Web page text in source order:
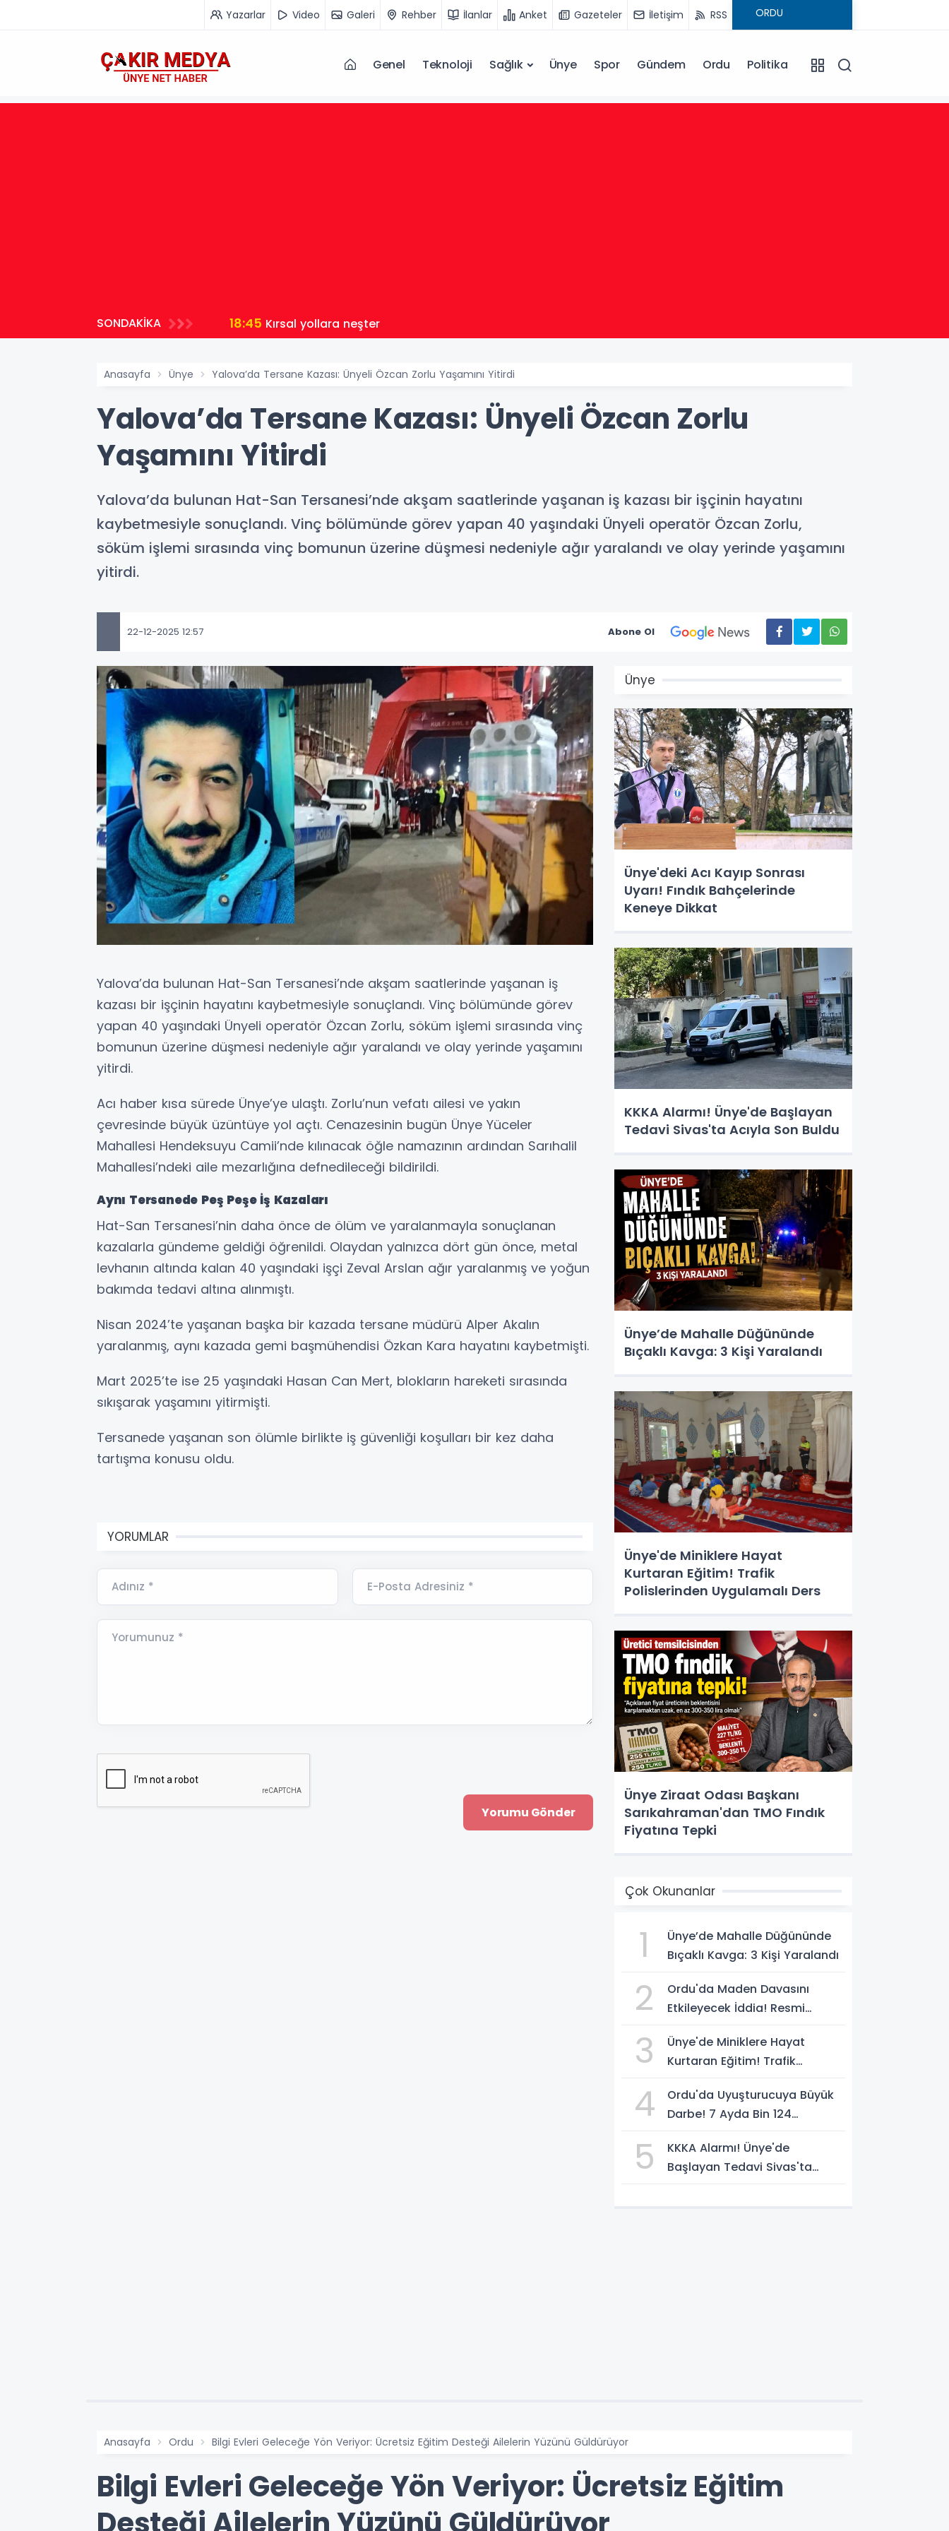
Yazarlar Video Galeri Rehber İlanlar Anket Gazeteler İletişim RSS
Genel Teknoloji Sağlık Ünye Spor Gündem Ordu Politika
SONDAKİKA 18:45 Kırsal yollara neşter
Anasayfa Ünye Yalova’da Tersane Kazası: Ünyeli Özcan Zorlu Yaşamını Yitirdi
Yalova’da Tersane Kazası: Ünyeli Özcan Zorlu
Yaşamını Yitirdi
Yalova’da bulunan Hat-San Tersanesi’nde akşam saatlerinde yaşanan iş kazası bir işçinin hayatını
kaybetmesiyle sonuçlandı. Vinç bölümünde görev yapan 40 yaşındaki Ünyeli operatör Özcan Zorlu,
söküm işlemi sırasında vinç bomunun üzerine düşmesi nedeniyle ağır yaralandı ve olay yerinde yaşamını
yitirdi.
22-12-2025 12:57 Abone Ol
Yalova’da bulunan Hat-San Tersanesi’nde akşam saatlerinde yaşanan iş
kazası bir işçinin hayatını kaybetmesiyle sonuçlandı. Vinç bölümünde görev
yapan 40 yaşındaki Ünyeli operatör Özcan Zorlu, söküm işlemi sırasında vinç
bomunun üzerine düşmesi nedeniyle ağır yaralandı ve olay yerinde yaşamını
yitirdi.
Acı haber kısa sürede Ünye’ye ulaştı. Zorlu’nun vefatı ailesi ve yakın
çevresinde büyük üzüntüye yol açtı. Cenazesinin bugün Ünye Yüceler
Mahallesi Hendeksuyu Camii’nde kılınacak öğle namazının ardından Sarıhalil
Mahallesi’ndeki aile mezarlığına defnedileceği bildirildi.
Aynı Tersanede Peş Peşe İş Kazaları
Hat-San Tersanesi’nin daha önce de ölüm ve yaralanmayla sonuçlanan
kazalarla gündeme geldiği öğrenildi. Olaydan yalnızca dört gün önce, metal
levhanın altında kalan 40 yaşındaki işçi Zeval Arslan ağır yaralanmış ve yoğun
bakımda tedavi altına alınmıştı.
Nisan 2024’te yaşanan başka bir kazada tersane müdürü Alper Akalın
yaralanmış, aynı kazada gemi başmühendisi Özkan Kara hayatını kaybetmişti.
Mart 2025’te ise 25 yaşındaki Hasan Can Mert, blokların hareketi sırasında
sıkışarak yaşamını yitirmişti.
Tersanede yaşanan son ölümle birlikte iş güvenliği koşulları bir kez daha
tartışma konusu oldu.
YORUMLAR
Adınız * E-Posta Adresiniz *
Yorumunuz *
Ünye
Ünye'deki Acı Kayıp Sonrası
Uyarı! Fındık Bahçelerinde
Keneye Dikkat
KKKA Alarmı! Ünye'de Başlayan
Tedavi Sivas'ta Acıyla Son Buldu
Ünye’de Mahalle Düğününde
Bıçaklı Kavga: 3 Kişi Yaralandı
Ünye'de Miniklere Hayat
Kurtaran Eğitim! Trafik
Polislerinden Uygulamalı Ders
Ünye Ziraat Odası Başkanı
Sarıkahraman'dan TMO Fındık
Fiyatına Tepki
Çok Okunanlar
1
Ünye’de Mahalle Düğününde
Bıçaklı Kavga: 3 Kişi Yaralandı
2
Ordu'da Maden Davasını
Etkileyecek İddia! Resmi
3
Ünye'de Miniklere Hayat
Kurtaran Eğitim! Trafik
4
Ordu'da Uyuşturucuya Büyük
Darbe! 7 Ayda Bin 124
5
KKKA Alarmı! Ünye'de
Başlayan Tedavi Sivas'ta
Anasayfa Ordu Bilgi Evleri Geleceğe Yön Veriyor: Ücretsiz Eğitim Desteği Ailelerin Yüzünü Güldürüyor
Bilgi Evleri Geleceğe Yön Veriyor: Ücretsiz Eğitim